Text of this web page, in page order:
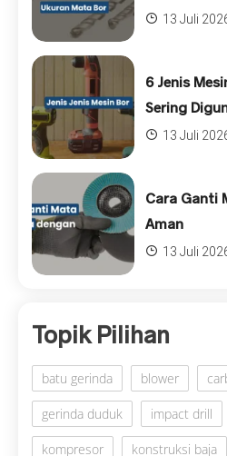
13 Juli
6 Jenis
Sering
13 Juli
Cara Ganti
Aman
13 Juli
Topik Pilihan
batu gerinda blower
gerinda duduk impact drill
kompresor konstruksi baja